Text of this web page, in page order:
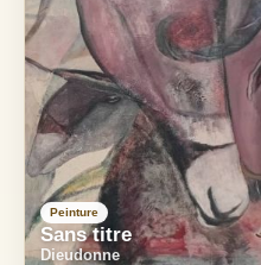
Peinture
Sans titre
Dieudonne